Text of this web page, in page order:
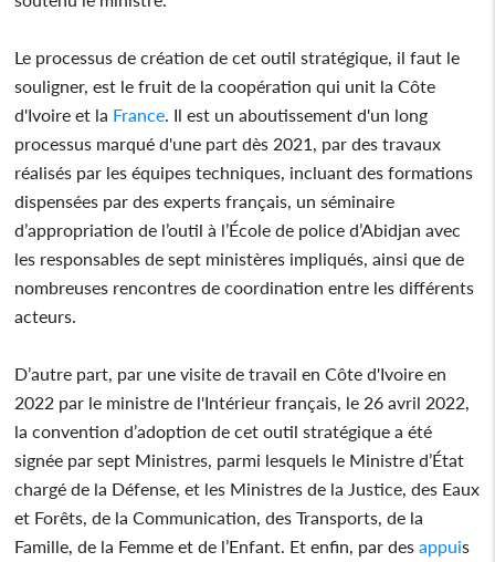
Le processus de création de cet outil stratégique, il faut le
souligner, est le fruit de la coopération qui unit la Côte
d'Ivoire et la France . Il est un aboutissement d'un long
processus marqué d'une part dès 2021, par des travaux
réalisés par les équipes techniques, incluant des formations
dispensées par des experts français, un séminaire
d’appropriation de l’outil à l’École de police d’Abidjan avec
les responsables de sept ministères impliqués, ainsi que de
nombreuses rencontres de coordination entre les différents
acteurs.
D’autre part, par une visite de travail en Côte d'Ivoire en
2022 par le ministre de l'Intérieur français, le 26 avril 2022,
la convention d’adoption de cet outil stratégique a été
signée par sept Ministres, parmi lesquels le Ministre d’État
chargé de la Défense, et les Ministres de la Justice, des Eaux
et Forêts, de la Communication, des Transports, de la
Famille, de la Femme et de l’Enfant. Et enfin, par des appuis